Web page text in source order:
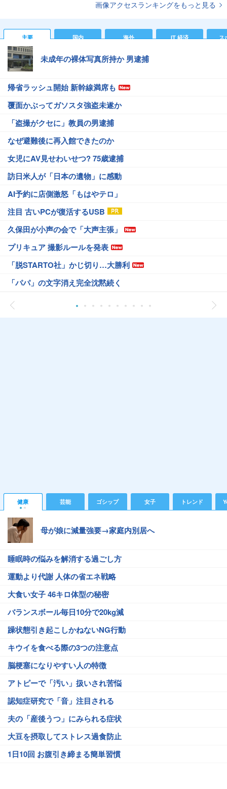
画像アクセスランキングをもっと見る
主要 国内 海外 IT 経済 ス
未成年の裸体写真所持か 男逮捕
帰省ラッシュ開始 新幹線満席も
覆面かぶってガソスタ強盗未遂か
「盗撮がクセに」教員の男逮捕
なぜ避難後に再入館できたのか
女児にAV見せわいせつ? 75歳逮捕
訪日米人が「日本の遺物」に感動
AI予約に店側激怒「もはやテロ」
注目 古いPCが復活するUSB
久保田が小声の会で「大声主張」
プリキュア 撮影ルールを発表
「脱STARTO社」かじ切り…大勝利
「パパ」の文字消え完全沈黙続く
健康 芸能 ゴシップ 女子 トレンド
母が娘に減量強要→家庭内別居へ
睡眠時の悩みを解消する過ごし方
運動より代謝 人体の省エネ戦略
大食い女子 46キロ体型の秘密
バランスボール毎日10分で20kg減
躁状態引き起こしかねないNG行動
キウイを食べる際の3つの注意点
脳梗塞になりやすい人の特徴
アトピーで「汚い」扱いされ苦悩
認知症研究で「音」注目される
夫の「産後うつ」にみられる症状
大豆を摂取してストレス過食防止
1日10回 お腹引き締まる簡単習慣